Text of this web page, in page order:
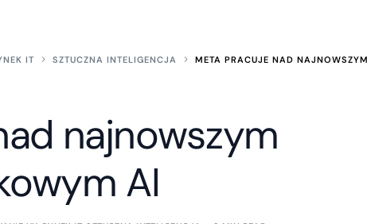
IT SZTUCZNA INTELIGENCJA META PRACUJE NAD NAJNOWSZYM
najnowszym
AI